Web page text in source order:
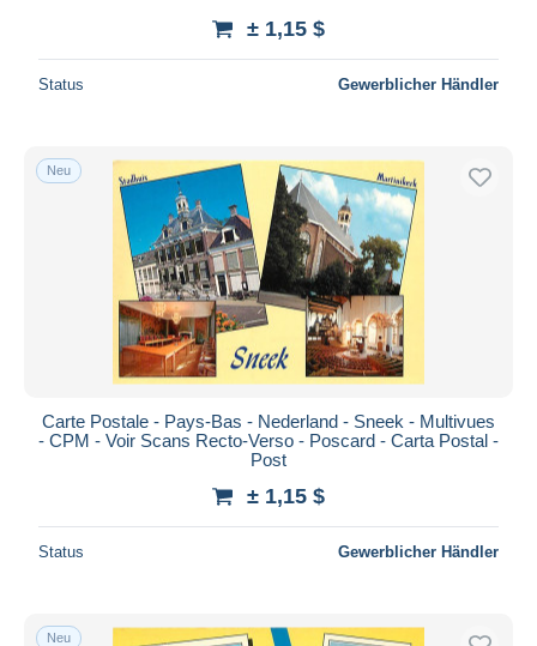
± 1,15 $
Status Gewerblicher Händler
Neu
Carte Postale - Pays-Bas - Nederland - Sneek - Multivues
- CPM - Voir Scans Recto-Verso - Poscard - Carta Postal -
Post
± 1,15 $
Status Gewerblicher Händler
Neu